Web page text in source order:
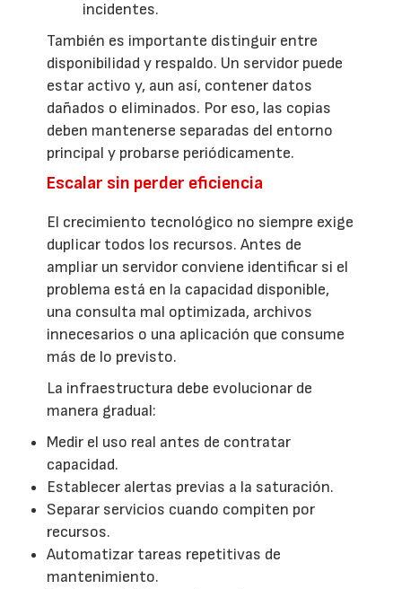
incidentes.
También es importante distinguir entre
disponibilidad y respaldo. Un servidor puede
estar activo y, aun así, contener datos
dañados o eliminados. Por eso, las copias
deben mantenerse separadas del entorno
principal y probarse periódicamente.
Escalar sin perder eficiencia
El crecimiento tecnológico no siempre exige
duplicar todos los recursos. Antes de
ampliar un servidor conviene identificar si el
problema está en la capacidad disponible,
una consulta mal optimizada, archivos
innecesarios o una aplicación que consume
más de lo previsto.
La infraestructura debe evolucionar de
manera gradual:
Medir el uso real antes de contratar
capacidad.
Establecer alertas previas a la saturación.
Separar servicios cuando compiten por
recursos.
Automatizar tareas repetitivas de
mantenimiento.